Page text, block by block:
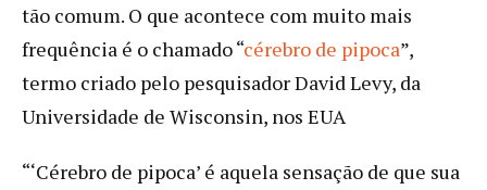
tão comum. O que acontece com muito mais
frequência é o chamado “cérebro de pipoca”,
termo criado pelo pesquisador David Levy, da
Universidade de Wisconsin, nos EUA
“‘Cérebro de pipoca’ é aquela sensação de que sua